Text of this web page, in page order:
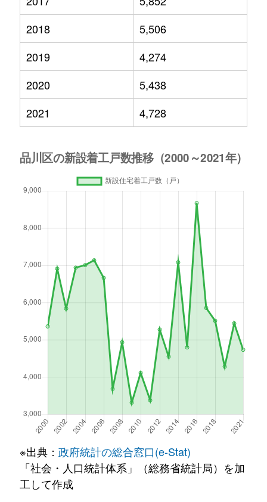
2018
5,506
2019
4,274
2020
5,438
2021
4,728
※出典： 政府統計の総合窓口(e-Stat)
「社会・人口統計体系」（総務省統計局）を加
工して作成